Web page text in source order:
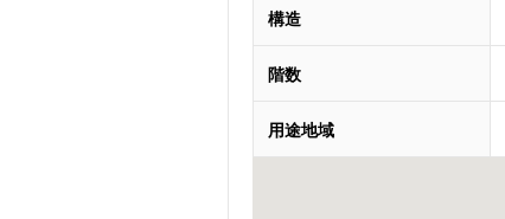
構造
階数
用途地域